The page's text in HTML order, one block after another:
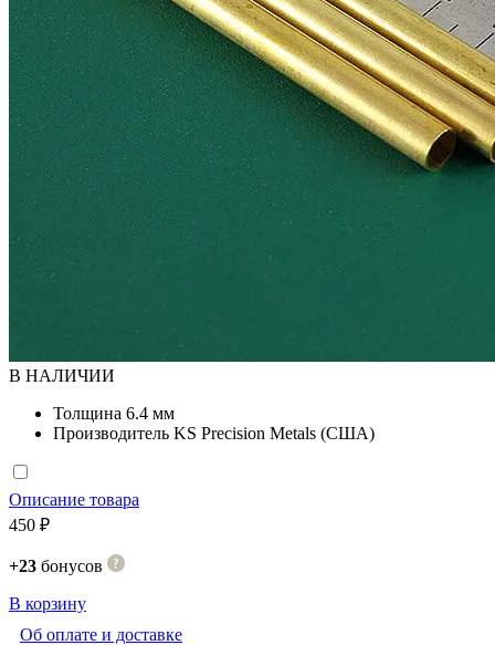
В НАЛИЧИИ
Толщина 6.4 мм
Производитель KS Precision Metals (США)
Описание товара
450 ₽
+23 бонусов
В корзину
Об оплате и доставке